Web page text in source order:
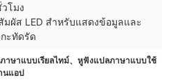
โมง
มผัส LED สำหรับแสดงข้อมูลและ
ะทัดรัด
าษาแบบเรียลไทม์、หูฟังแปลภาษาแบบใช้
นแอป